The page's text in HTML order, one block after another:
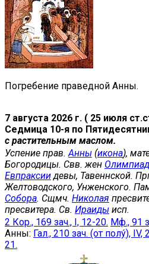
Погребение праведной Анны.
7 августа 2026 г. ( 25 июля
Седмица 10-я по
с растительным маслом.
Успение прав. Анны (икона),
Богородицы. Свв. жен
Евпраксии девы, Тавеннской.
Желтоводского, Унженского.
Собора. Сщмч. Николая
пресвитера. Св. Ираиды исп.
2 Кор., 169 зач., I, 12-20. Мф., 91
Анны: Гал., 210 зач. (от полу́), IV,
21.